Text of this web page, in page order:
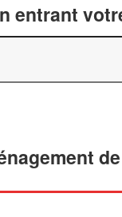
entrant